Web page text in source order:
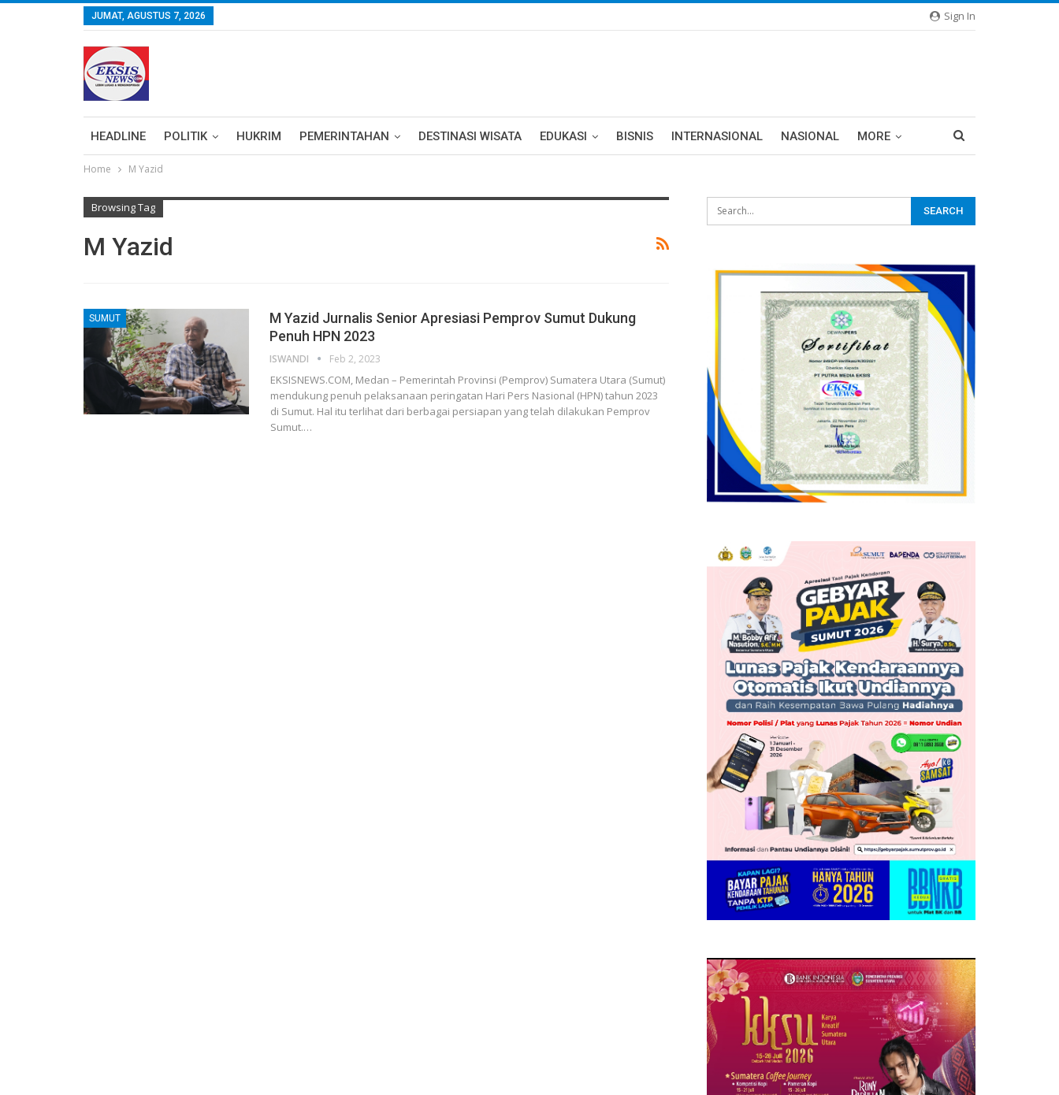
Sign In
JUMAT, AGUSTUS 7, 2026
HEADLINE POLITIK HUKRIM PEMERINTAHAN DESTINASI WISATA EDUKASI BISNIS INTERNASIONAL NASIONAL MORE
Home M Yazid
Browsing Tag
M Yazid
SUMUT
M Yazid Jurnalis Senior Apresiasi Pemprov Sumut Dukung
Penuh HPN 2023
ISWANDI Feb 2, 2023
EKSISNEWS.COM, Medan – Pemerintah Provinsi (Pemprov) Sumatera Utara (Sumut)
mendukung penuh pelaksanaan peringatan Hari Pers Nasional (HPN) tahun 2023
di Sumut. Hal itu terlihat dari berbagai persiapan yang telah dilakukan Pemprov
Sumut.…